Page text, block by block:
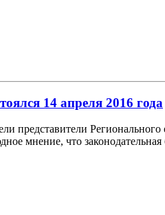
14 апреля 2016 года
представители
мнение, что